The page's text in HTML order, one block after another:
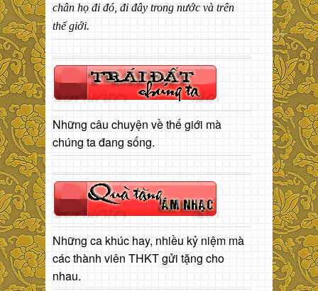
chân họ đi đó, đi đây trong nước và trên
thế giới.
Những câu chuyện về thế giới mà
chúng ta đang sống.
Những ca khúc hay, nhiều kỷ niệm mà
các thành viên THKT gửi tặng cho
nhau.